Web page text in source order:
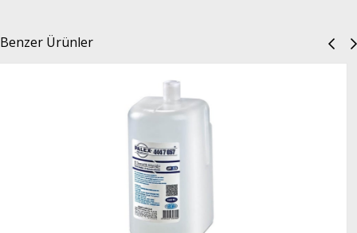
Benzer Ürünler